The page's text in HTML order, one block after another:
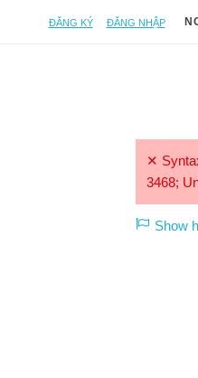
Đăng ký Đăng nhập
✕
3468;
Show